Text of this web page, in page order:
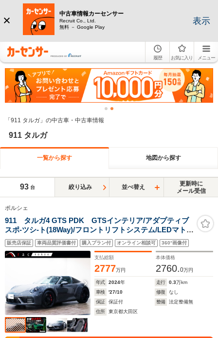
中古車情報カーセンサー
Recruit Co., Ltd.
無料 － Google Play
表示
履歴 お気に入り メニュー
「911 タルガ」の中古車・中古車情報
911 タルガ
一覧から探す 地図から探す
93 台 絞り込み 並べ替え
更新時に
メール受信
ポルシェ
911 タルガ4 GTS PDK GTSインテリア/アダプティブ
スポ-ツシ-ト(18Way)/フロントリフトシステム/LEDマトリ
ックスライト/ACC/マットカ-ボンインテリア/BOSEサラ
ウンド/レ-ンチェンジアシスト/GTスポ-ツステアリング/プ
ライバシ-ガラス/
販売店保証 車両品質評価書付 購入プラン付 オンライン相談可 360°画像付
支払総額
2777万円
本体価格
2760.0万円
年式 2024年 走行 0.3万km
車検
'27/10 修復
なし
保証
保証付 整備
法定整備無
住所
東京都大田区